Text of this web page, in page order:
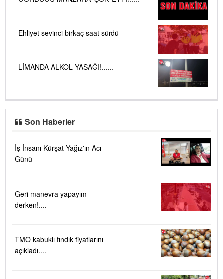
Ehliyet sevinci birkaç saat sürdü
LİMANDA ALKOL YASAĞI!......
Son Haberler
İş İnsanı Kürşat Yağız'ın Acı
Günü
Geri manevra yapayım
derken!....
TMO kabuklı fındık fiyatlarını
açıkladı....